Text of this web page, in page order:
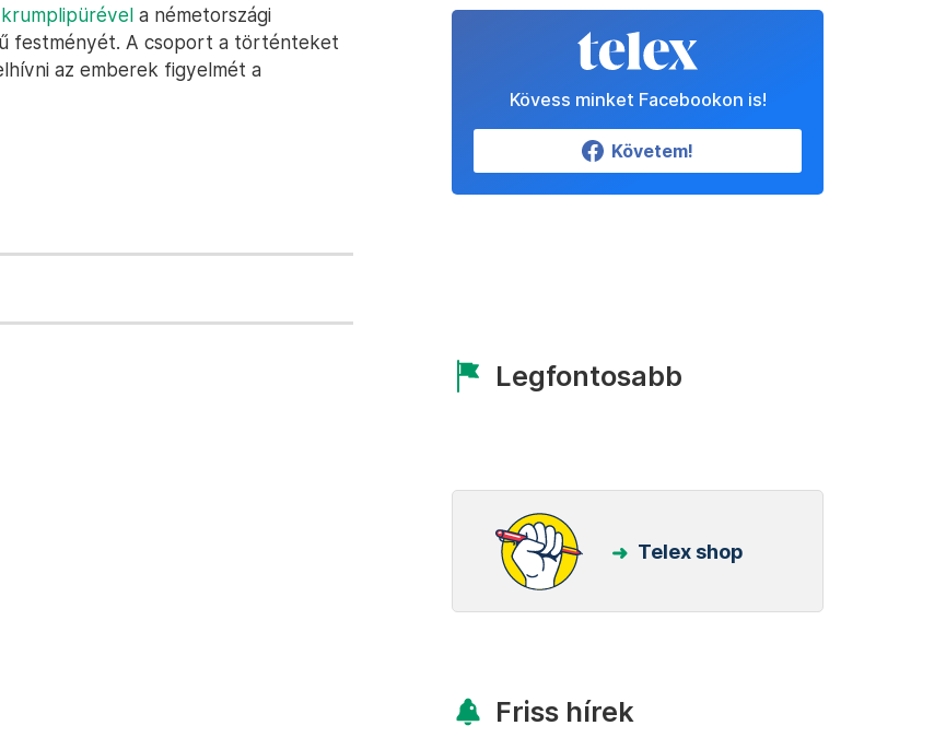
a németországi
festményét. A csoport a történteket
az emberek figyelmét a
Kövess minket Facebookon is!
Követem!
Legfontosabb
Telex shop
Friss hírek